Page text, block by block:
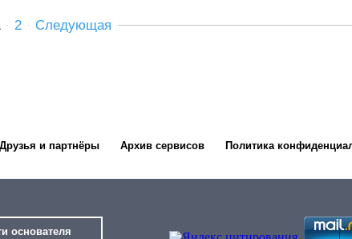
2 Следующая
Друзья и партнёры Архив сервисов Политика
основателя